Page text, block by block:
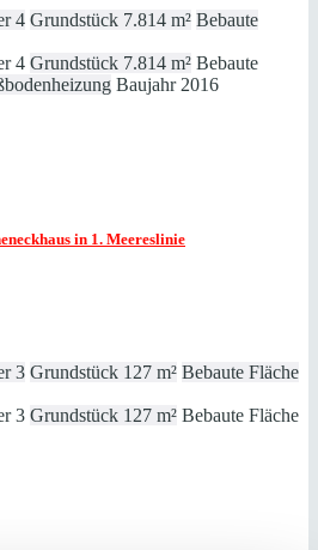
4 Grundstück 7.814 m² Bebaute
4 Grundstück 7.814 m² Bebaute
Baujahr 2016
in 1. Meereslinie
3 Grundstück 127 m² Bebaute Fläche
3 Grundstück 127 m² Bebaute Fläche